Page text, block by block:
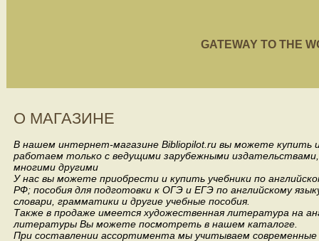
GATEWAY TO THE
О МАГАЗИНЕ
В нашем интернет-магазине Bibliopilot.ru вы можете купить
работаем только с ведущими зарубежными издательствами,
многими другими
У нас вы можете приобрести и купить учебники по
РФ; пособия для подготовки к ОГЭ и ЕГЭ по английскому
словари, грамматики и другие учебные пособия.
Также в продаже имеется художественная литература на
литературы Вы можете посмотреть в нашем каталоге.
При составлении ассортимента мы учитываем